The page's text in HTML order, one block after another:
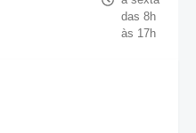
das 8h
às 17h